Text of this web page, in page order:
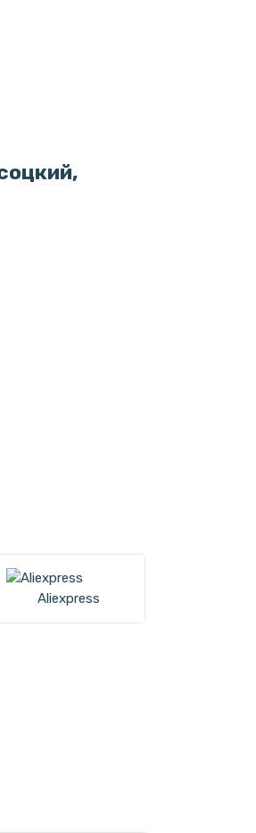
Aliexpress